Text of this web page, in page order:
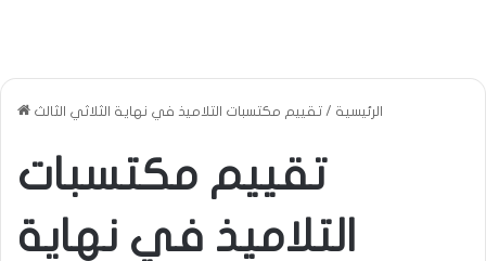
الرئيسية / تقييم مكتسبات التلاميذ في نهاية الثلاثي الثالث
تقييم مكتسبات
التلاميذ في نهاية